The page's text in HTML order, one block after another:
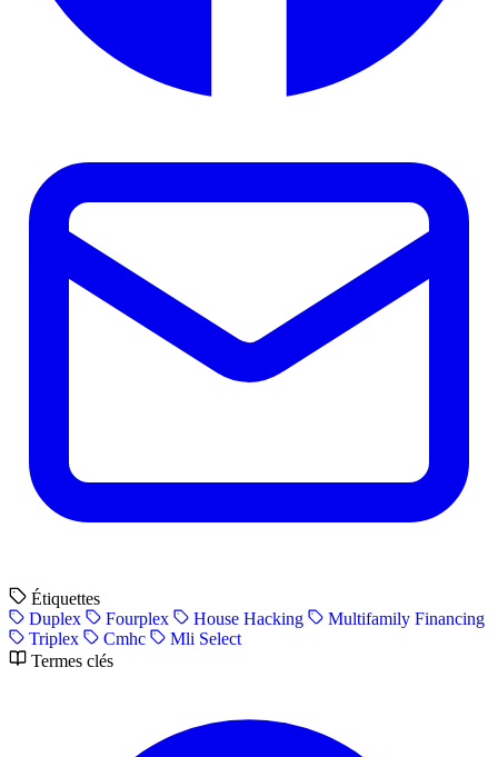
Étiquettes
Duplex
Fourplex House Hacking
Multifamily Financing
Triplex
Cmhc
Mli Select
Termes clés